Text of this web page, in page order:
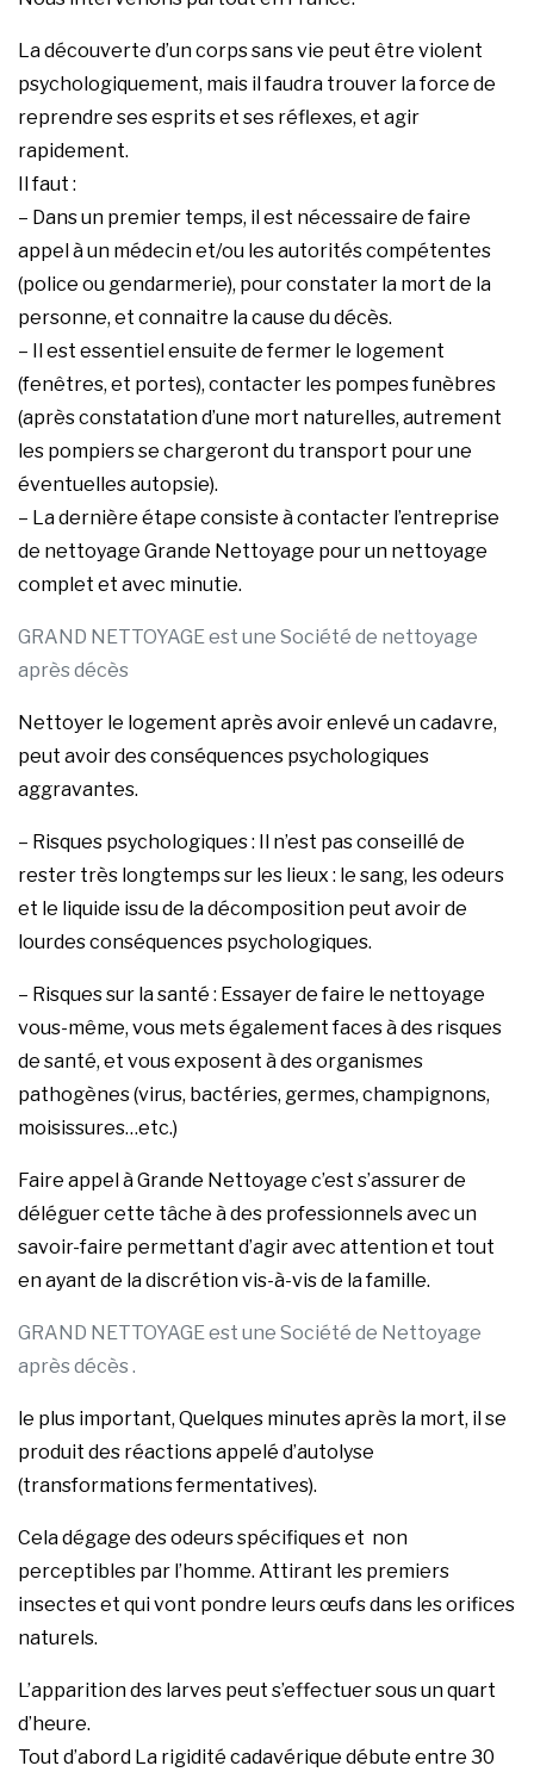
La découverte d’un corps sans vie peut être violent
psychologiquement, mais il faudra trouver la force de
reprendre ses esprits et ses réflexes, et agir
rapidement.
Il faut :
– Dans un premier temps, il est nécessaire de faire
appel à un médecin et/ou les autorités compétentes
(police ou gendarmerie), pour constater la mort de la
personne, et connaitre la cause du décès.
– Il est essentiel ensuite de fermer le logement
(fenêtres, et portes), contacter les pompes funèbres
(après constatation d’une mort naturelles, autrement
les pompiers se chargeront du transport pour une
éventuelles autopsie).
– La dernière étape consiste à contacter l’entreprise
de nettoyage Grande Nettoyage pour un nettoyage
complet et avec minutie.
GRAND NETTOYAGE est une Société de nettoyage
après décès
Nettoyer le logement après avoir enlevé un cadavre,
peut avoir des conséquences psychologiques
aggravantes.
– Risques psychologiques : Il n’est pas conseillé de
rester très longtemps sur les lieux : le sang, les odeurs
et le liquide issu de la décomposition peut avoir de
lourdes conséquences psychologiques.
– Risques sur la santé : Essayer de faire le nettoyage
vous-même, vous mets également faces à des risques
de santé, et vous exposent à des organismes
pathogènes (virus, bactéries, germes, champignons,
moisissures…etc.)
Faire appel à Grande Nettoyage c’est s’assurer de
déléguer cette tâche à des professionnels avec un
savoir-faire permettant d’agir avec attention et tout
en ayant de la discrétion vis-à-vis de la famille.
GRAND NETTOYAGE est une Société de Nettoyage
après décès .
le plus important, Quelques minutes après la mort, il se
produit des réactions appelé d’autolyse
(transformations fermentatives).
Cela dégage des odeurs spécifiques et non
perceptibles par l’homme. Attirant les premiers
insectes et qui vont pondre leurs œufs dans les orifices
naturels.
L’apparition des larves peut s’effectuer sous un quart
d’heure.
Tout d’abord La rigidité cadavérique débute entre 30